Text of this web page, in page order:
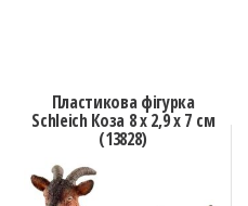
Пластикова фігурка
Schleich Коза 8 х 2,9 х 7 см
(13828)